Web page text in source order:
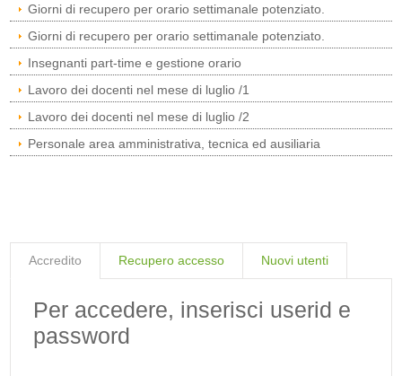
Giorni di recupero per orario settimanale potenziato.
Giorni di recupero per orario settimanale potenziato.
Insegnanti part-time e gestione orario
Lavoro dei docenti nel mese di luglio /1
Lavoro dei docenti nel mese di luglio /2
Personale area amministrativa, tecnica ed ausiliaria
Accredito Recupero accesso Nuovi utenti
Per accedere, inserisci userid e
password